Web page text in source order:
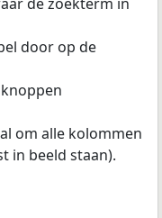
door op de
om alle kolommen
in beeld staan).